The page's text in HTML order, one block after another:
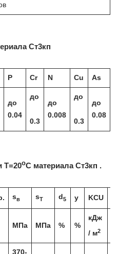
Ст3кп
P Cr N Cu As
до
0.04
до
0.3
до
0.008
до
0.3
до
0.08
Т=20oС материала Ст3кп .
sв sT d 5 y KCU
МПа МПа % %
кДж
/ м2
370-